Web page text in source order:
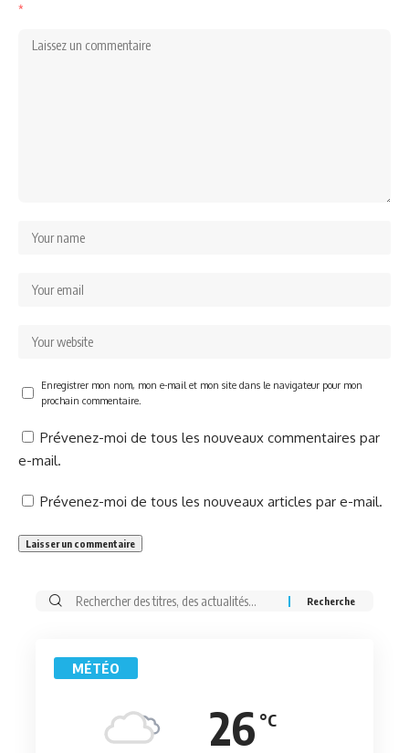
*
Enregistrer mon nom, mon e-mail et mon site dans le navigateur pour mon
prochain commentaire.
Prévenez-moi de tous les nouveaux commentaires par
e-mail.
Prévenez-moi de tous les nouveaux articles par e-mail.
Rechercher:
MÉTÉO
26 °C